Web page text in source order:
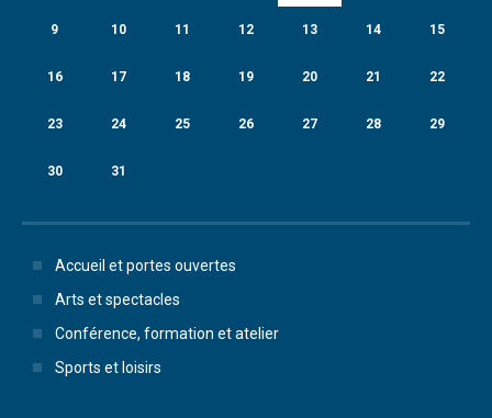
9 10 11 12 13 14 15
16 17 18 19 20 21 22
23 24 25 26 27 28 29
30 31
Accueil et portes ouvertes
Arts et spectacles
Conférence, formation et atelier
Sports et loisirs